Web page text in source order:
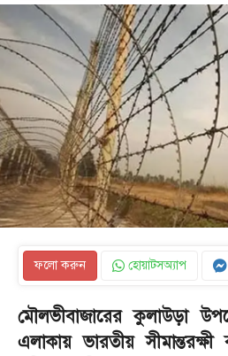
ফলো করুন হোয়াটসঅ্যাপ
মৌলভীবাজারের কুলাউড়া
এলাকায় ভারতীয়